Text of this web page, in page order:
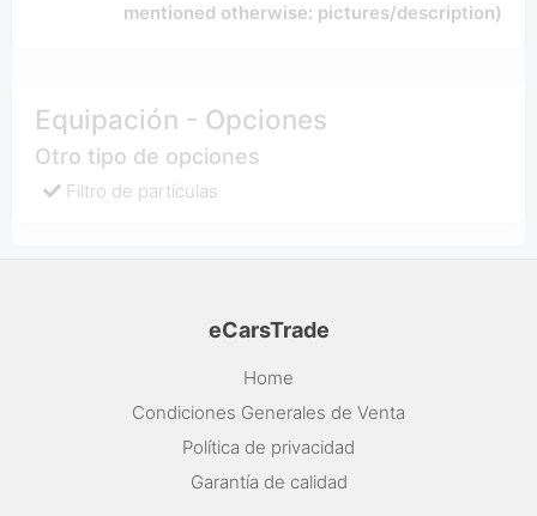
mentioned otherwise: pictures/description)
Equipación - Opciones
Otro tipo de opciones
Filtro de partículas
eCarsTrade
Home
Condiciones Generales de Venta
Política de privacidad
Garantía de calidad